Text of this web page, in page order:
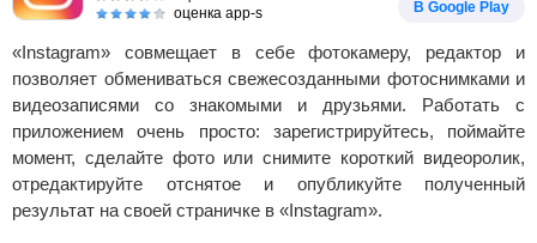
оценка app-s
В Google Play
«Instagram» совмещает в себе фотокамеру, редактор и
позволяет обмениваться свежесозданными фотоснимками и
видеозаписями со знакомыми и друзьями. Работать с
приложением очень просто: зарегистрируйтесь, поймайте
момент, сделайте фото или снимите короткий видеоролик,
отредактируйте отснятое и опубликуйте полученный
результат на своей страничке в «Instagram».